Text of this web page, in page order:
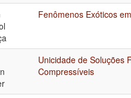
Fenômenos Exóticos
Unicidade de Soluções
Compressíveis